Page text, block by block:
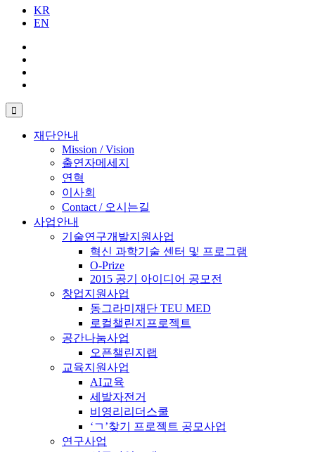
KR
EN
재단안내
Mission / Vision
출연자메세지
연혁
이사회
Contact / 오시는길
사업안내
기술연구개발지원사업
혁신 과학기술 센터 및 프로그램
O-Prize
2015 공기 아이디어 공모전
창업지원사업
동그라미재단 TEU MED
로컬챌린지프로젝트
공간나눔사업
오픈챌린지랩
교육지원사업
AI교육
세발자전거
비영리리더스쿨
‘ㄱ’찾기 프로젝트 공모사업
연구사업